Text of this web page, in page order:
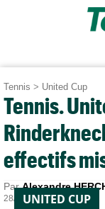
Tennis > United Cup
Tennis.
effectifs
ParAlexandre
28/12/2025 à 12:49.
UNITED CUP